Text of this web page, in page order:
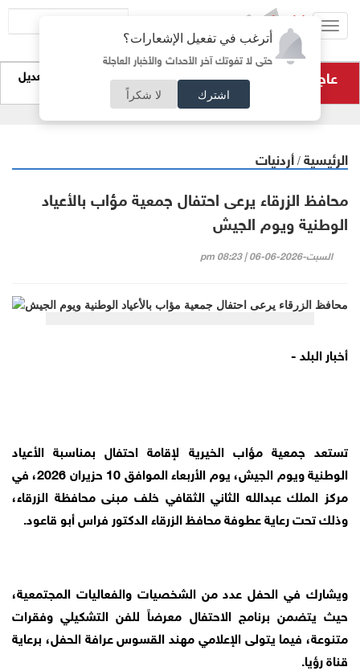
أترغب في تفعيل الإشعارات؟
حتى لا تفوتك آخر الأحداث والأخبار العاجلة
اشترك لا شكراً
عاجل
التربية تحذر من صفحات وهمية على "تيليغرام" لتعديل
نتائج التوجيهي
الرئيسية / أردنيات
محافظ الزرقاء يرعى احتفال جمعية مؤاب بالأعياد
الوطنية ويوم الجيش
السبت-2026-06-06 | 08:23 pm
أخبار البلد -
تستعد جمعية مؤاب الخيرية لإقامة احتفال بمناسبة الأعياد
الوطنية ويوم الجيش، يوم الأربعاء الموافق 10 حزيران 2026، في
مركز الملك عبدالله الثاني الثقافي خلف مبنى محافظة الزرقاء،
وذلك تحت رعاية عطوفة محافظ الزرقاء الدكتور فراس أبو قاعود.
ويشارك في الحفل عدد من الشخصيات والفعاليات المجتمعية،
حيث يتضمن برنامج الاحتفال معرضاً للفن التشكيلي وفقرات
متنوعة، فيما يتولى الإعلامي مهند القسوس عرافة الحفل، برعاية
قناة رؤيا.